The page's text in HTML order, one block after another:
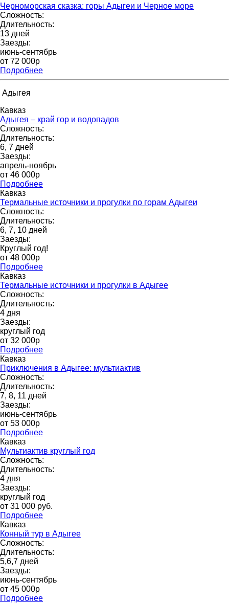
Черноморская сказка: горы Адыгеи и Черное море
Сложность:
Длительность:
13 дней
Заезды:
июнь-сентябрь
от 72 000p
Подробнее
Адыгея
Кавказ
Адыгея – край гор и водопадов
Сложность:
Длительность:
6, 7 дней
Заезды:
апрель-ноябрь
от 46 000p
Подробнее
Кавказ
Термальные источники и прогулки по горам Адыгеи
Сложность:
Длительность:
6, 7, 10 дней
Заезды:
Круглый год!
от 48 000p
Подробнее
Кавказ
Термальные источники и прогулки в Адыгее
Сложность:
Длительность:
4 дня
Заезды:
круглый год
от 32 000p
Подробнее
Кавказ
Приключения в Адыгее: мультиактив
Сложность:
Длительность:
7, 8, 11 дней
Заезды:
июнь-сентябрь
от 53 000p
Подробнее
Кавказ
Мультиактив круглый год
Сложность:
Длительность:
4 дня
Заезды:
круглый год
от 31 000 pуб.
Подробнее
Кавказ
Конный тур в Адыгее
Сложность:
Длительность:
5,6,7 дней
Заезды:
июнь-сентябрь
от 45 000p
Подробнее